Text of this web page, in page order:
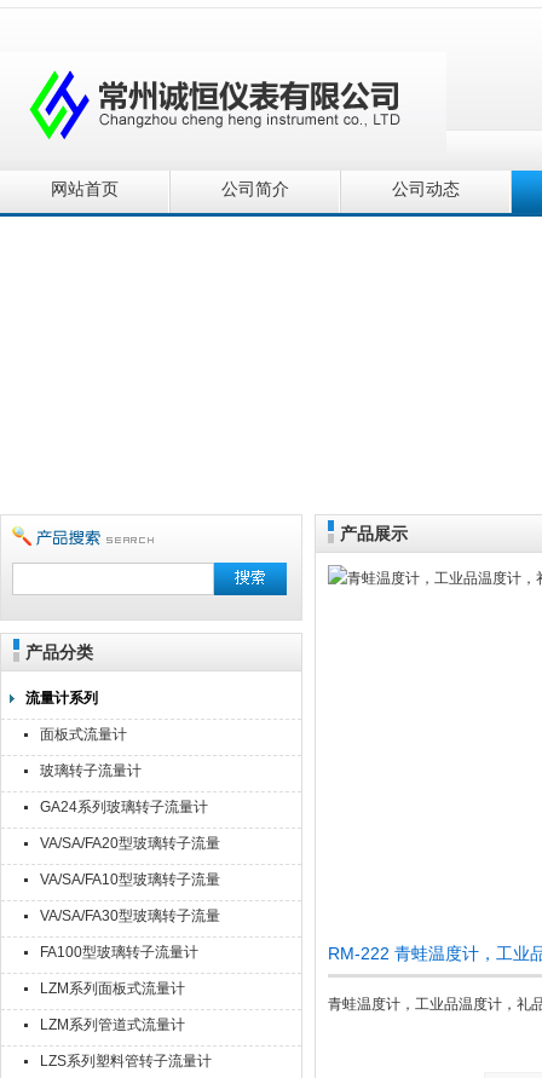
网站首页 公司简介 公司动态
产品分类
流量计系列
面板式流量计
玻璃转子流量计
GA24系列玻璃转子流量计
VA/SA/FA20型玻璃转子流量
计
VA/SA/FA10型玻璃转子流量
计
VA/SA/FA30型玻璃转子流量
计
FA100型玻璃转子流量计
LZM系列面板式流量计
LZM系列管道式流量计
LZS系列塑料管转子流量计
产品展示
RM-222 青蛙温度计，工业
青蛙温度计，工业品温度计，礼